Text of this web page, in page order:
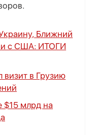
Ближний
с США: ИТОГИ
в Грузию
$15 млрд на